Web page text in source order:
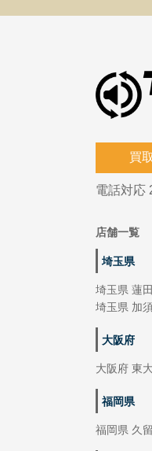
買
電話対応
店舗一覧
埼玉県
埼玉県 蓮
埼玉県 加
大阪府
大阪府 東
福岡県
福岡県 久